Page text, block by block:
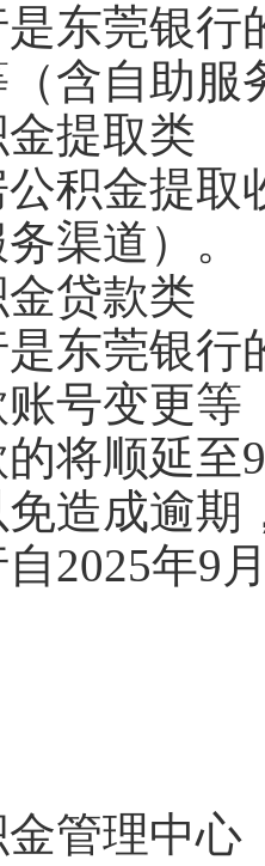
东莞银
含自助服
提取类
金提取
渠道）。
贷款类
莞银行
号变更等
将顺延至
造成逾期
年9月
管理中心